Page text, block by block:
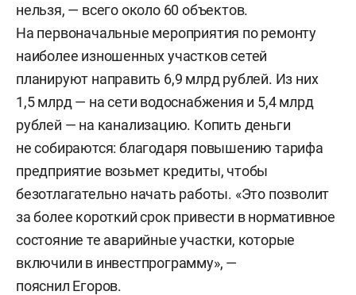
нельзя, — всего около 60 объектов.
На первоначальные мероприятия по ремонту
наиболее изношенных участков сетей
планируют направить 6,9 млрд рублей. Из них
1,5 млрд — на сети водоснабжения и 5,4 млрд
рублей — на канализацию. Копить деньги
не собираются: благодаря повышению тарифа
предприятие возьмет кредиты, чтобы
безотлагательно начать работы. «Это позволит
за более короткий срок привести в нормативное
состояние те аварийные участки, которые
включили в инвестпрограмму», —
пояснил Егоров.